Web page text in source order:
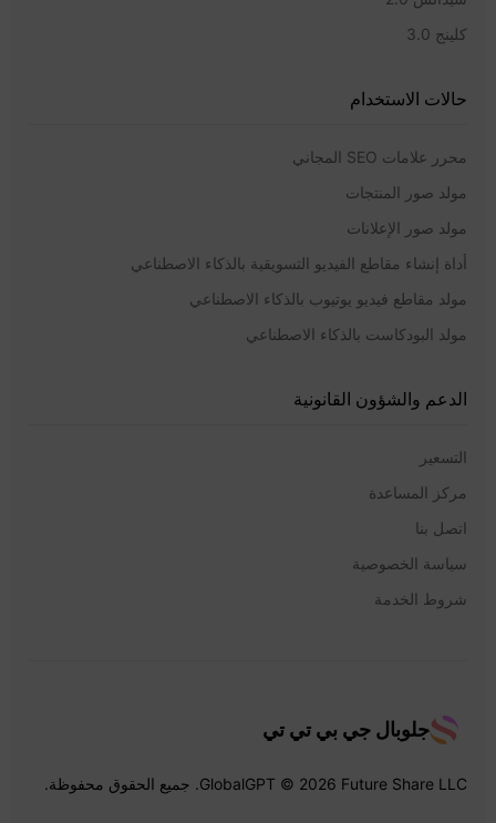
كلينج 3.0
حالات الاستخدام
محرر علامات SEO المجاني
مولد صور المنتجات
مولد صور الإعلانات
أداة إنشاء مقاطع الفيديو التسويقية بالذكاء الاصطناعي
مولد مقاطع فيديو يوتيوب بالذكاء الاصطناعي
مولد البودكاست بالذكاء الاصطناعي
الدعم والشؤون القانونية
التسعير
مركز المساعدة
اتصل بنا
سياسة الخصوصية
شروط الخدمة
جلوبال جي بي تي تي
GlobalGPT © 2026 Future Share LLC. جميع الحقوق محفوظة.